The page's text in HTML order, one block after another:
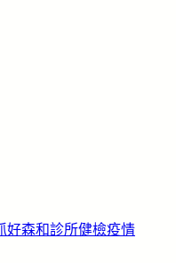
好森和診所健檢疫情